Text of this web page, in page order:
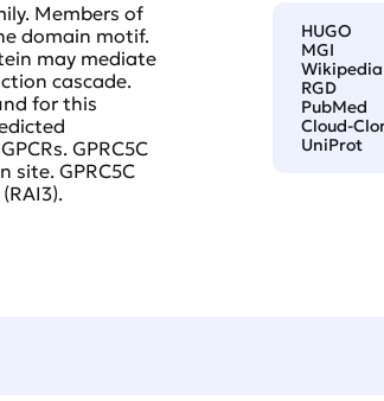
HUGO
MGI
Wikipedia
RGD
PubMed
Cloud-
UniProt
Members of
domain motif.
may mediate
cascade.
for this
GPRC5C
site. GPRC5C